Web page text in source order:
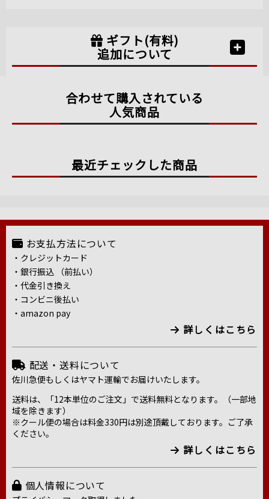
ギフト(有料)
追加について
合わせて購入されている
人気商品
最近チェックした商品
お支払方法について
・クレジットカード
・銀行振込 （前払い）
・代金引き換え
・コンビニ後払い
・amazon pay
詳しくはこちら
配送・送料について
佐川急便もしくはヤマト運輸でお届けいたします。
送料は、「12本単位のご注文」で送料無料となります。（一部地
域を除きます）
※クール便の場合は料金330円は別途頂戴しております。ご了承
ください。
詳しくはこちら
個人情報について